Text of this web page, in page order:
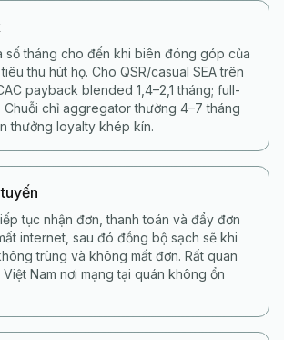
số tháng cho đến khi biên đóng góp của
thu hút họ. Cho QSR/casual SEA trên
payback blended 1,4–2,1 tháng; full-
Chuỗi chỉ aggregator thường 4–7 tháng
thưởng loyalty khép kín.
tục nhận đơn, thanh toán và đẩy đơn
internet, sau đó đồng bộ sạch sẽ khi
trùng và không mất đơn. Rất quan
Nam nơi mạng tại quán không ổn